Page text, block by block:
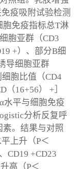
疫吸附试验检测
胞免疫指标总T淋
胞亚群（CD3
+）、部分B细
导细胞亚群
细胞比值（CD4
（16+56） +］
水平与细胞免疫
分析反复呼
。结果与对照
上升（P＜
CD19 +CD23
高（P＜